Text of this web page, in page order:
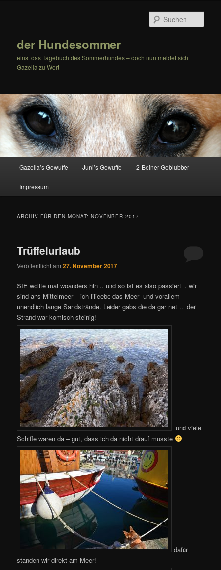
der Hundesommer
einst das Tagebuch des Sommerhundes – doch nun meldet sich
Gazella zu Wort
Gazella’s Gewuffe Juni’s Gewuffe 2-Beiner Geblubber
Impressum
ARCHIV FÜR DEN MONAT:NOVEMBER 2017
Trüffelurlaub
Veröffentlicht am27. November 2017
SIE wollte mal woanders hin .. und so ist es also passiert .. wir
sind ans Mittelmeer – ich liiieebe das Meer und vorallem
unendlich lange Sandstrände. Leider gabs die da gar net .. der
Strand war komisch steinig!
und viele
Schiffe waren da – gut, dass ich da nicht drauf musste
dafür
standen wir direkt am Meer!